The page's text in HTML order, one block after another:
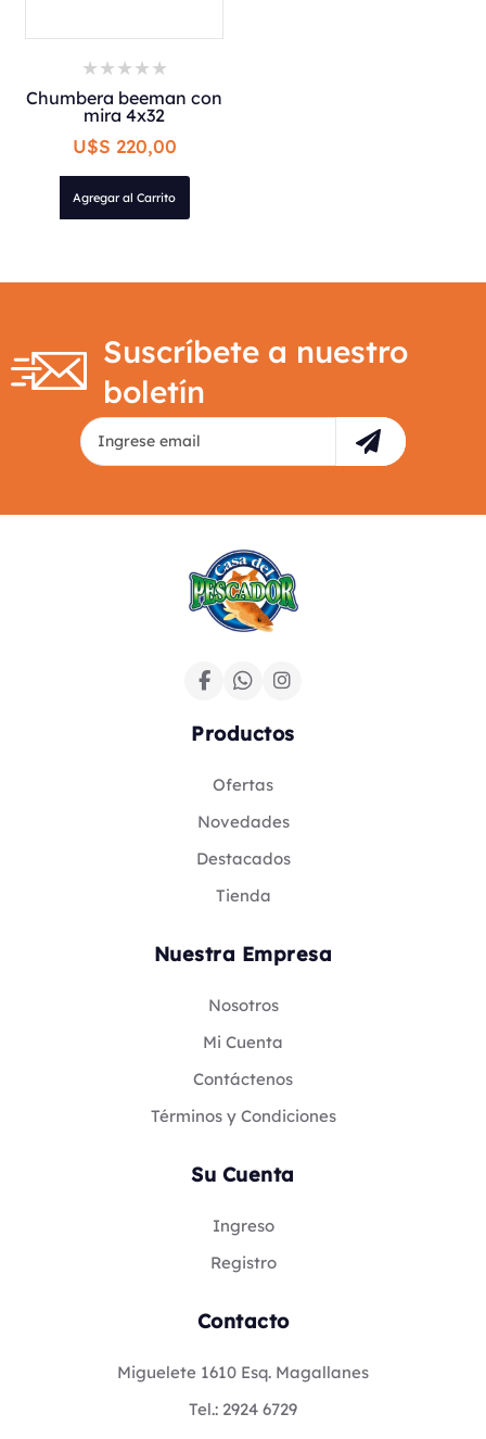
Chumbera beeman con
mira 4x32
U$S 220,00
Agregar al Carrito
Suscríbete a nuestro
boletín
Productos
Ofertas
Novedades
Destacados
Tienda
Nuestra Empresa
Nosotros
Mi Cuenta
Contáctenos
Términos y Condiciones
Su Cuenta
Ingreso
Registro
Contacto
Miguelete 1610 Esq. Magallanes
Tel.: 2924 6729